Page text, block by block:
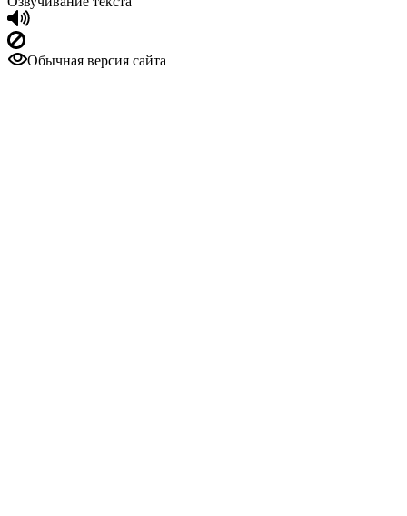
Обычная версия сайта